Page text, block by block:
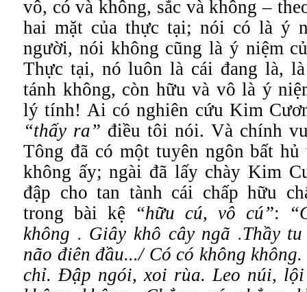
vô, có và không, sắc và không –
hai mặt của thực tại; nói có là ý
người, nói không cũng là ý niệm
Thực tại, nó luôn là cái đang là,
tánh không, còn hữu và vô là ý
lý tính! Ai có nghiên cứu Kim
“thấy ra” điều tôi nói. Và chính
Tông đã có một tuyên ngôn bất
không ấy; ngài đã lấy chày Kim
đập cho tan tành cái chấp hữu
trong bài kệ
“hữu cú, vô cú”:
không . Giây khô cây ngã .Thầy
não điên đầu.../ Có có không không.
chỉ. Đập ngói, xoi rùa. Leo núi,